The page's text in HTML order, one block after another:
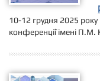
10-12 грудня 2025
конференції імені П.М.